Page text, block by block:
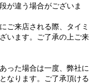
が違う場合がございま
ご来店される際、タイミ
います。ご了承の上ご来
った場合は一度、弊社に
なります。ご了承頂ける